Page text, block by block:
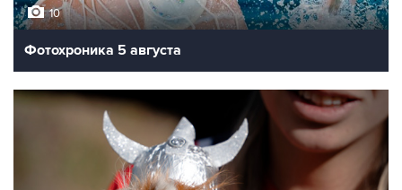
10
Фотохроника 5 августа